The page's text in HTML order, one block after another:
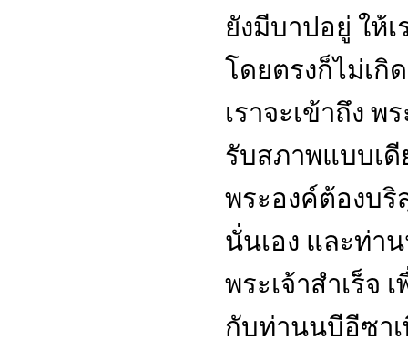
ยังมีบาปอยู่ ให้
โดยตรงก็ไม่เกิ
เราจะเข้าถึง
รับสภาพแบบเดี
พระองค์ต้องบ
นั่นเอง และท่า
พระเจ้าสำเร็จ
กับท่านนบีอีซา